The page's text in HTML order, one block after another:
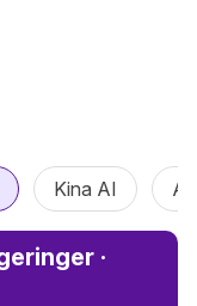
Kina AI AI
·